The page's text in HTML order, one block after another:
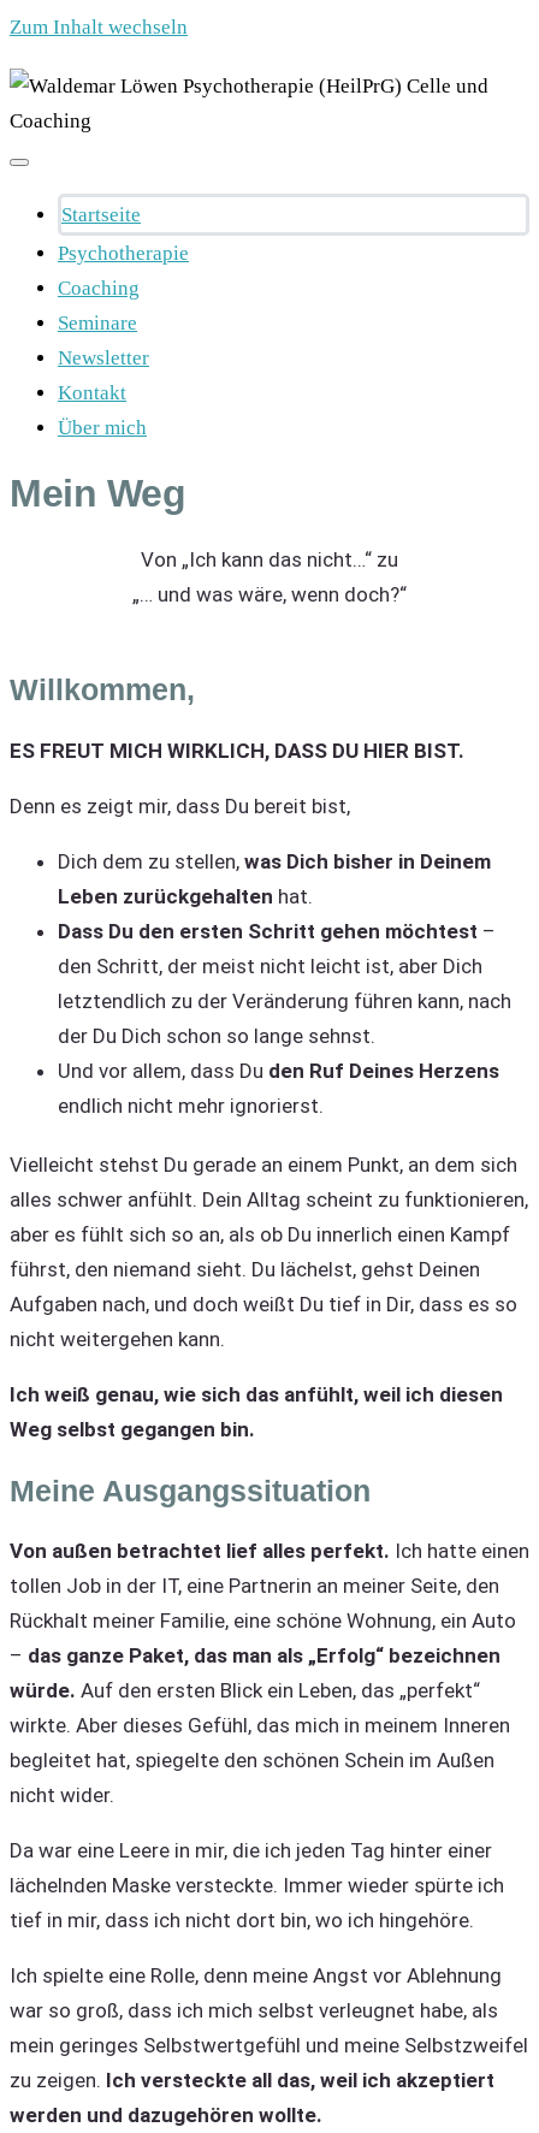
Zum Inhalt wechseln
Startseite
Psychotherapie
Coaching
Seminare
Newsletter
Kontakt
Über mich
Mein Weg
Von „Ich kann das nicht…“ zu
„… und was wäre, wenn doch?“
Willkommen,
ES FREUT MICH WIRKLICH, DASS DU HIER BIST.
Denn es zeigt mir, dass Du bereit bist,
Dich dem zu stellen, was Dich bisher in Deinem
Leben zurückgehalten hat.
Dass Du den ersten Schritt gehen möchtest –
den Schritt, der meist nicht leicht ist, aber Dich
letztendlich zu der Veränderung führen kann, nach
der Du Dich schon so lange sehnst.
Und vor allem, dass Du den Ruf Deines Herzens
endlich nicht mehr ignorierst.
Vielleicht stehst Du gerade an einem Punkt, an dem sich
alles schwer anfühlt. Dein Alltag scheint zu funktionieren,
aber es fühlt sich so an, als ob Du innerlich einen Kampf
führst, den niemand sieht. Du lächelst, gehst Deinen
Aufgaben nach, und doch weißt Du tief in Dir, dass es so
nicht weitergehen kann.
Ich weiß genau, wie sich das anfühlt, weil ich diesen
Weg selbst gegangen bin.
Meine Ausgangssituation
Von außen betrachtet lief alles perfekt. Ich hatte einen
tollen Job in der IT, eine Partnerin an meiner Seite, den
Rückhalt meiner Familie, eine schöne Wohnung, ein Auto
– das ganze Paket, das man als „Erfolg“ bezeichnen
würde. Auf den ersten Blick ein Leben, das „perfekt“
wirkte. Aber dieses Gefühl, das mich in meinem Inneren
begleitet hat, spiegelte den schönen Schein im Außen
nicht wider.
Da war eine Leere in mir, die ich jeden Tag hinter einer
lächelnden Maske versteckte. Immer wieder spürte ich
tief in mir, dass ich nicht dort bin, wo ich hingehöre.
Ich spielte eine Rolle, denn meine Angst vor Ablehnung
war so groß, dass ich mich selbst verleugnet habe, als
mein geringes Selbstwertgefühl und meine Selbstzweifel
zu zeigen. Ich versteckte all das, weil ich akzeptiert
werden und dazugehören wollte.